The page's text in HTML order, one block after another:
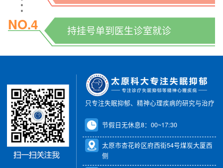
NO.4 持挂号单到医生诊室就诊
只专注失眠抑郁、精神心理疾病的研究与治疗
节假日无休息8：00~17:30
太原市杏花岭区府西街54号煤炭大厦西
侧